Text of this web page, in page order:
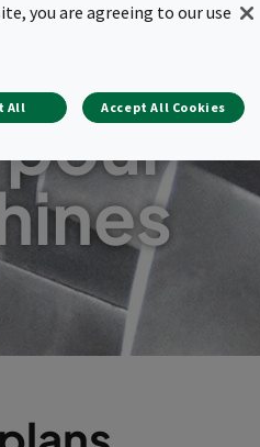
you are agreeing to our use
All Accept All Cookies